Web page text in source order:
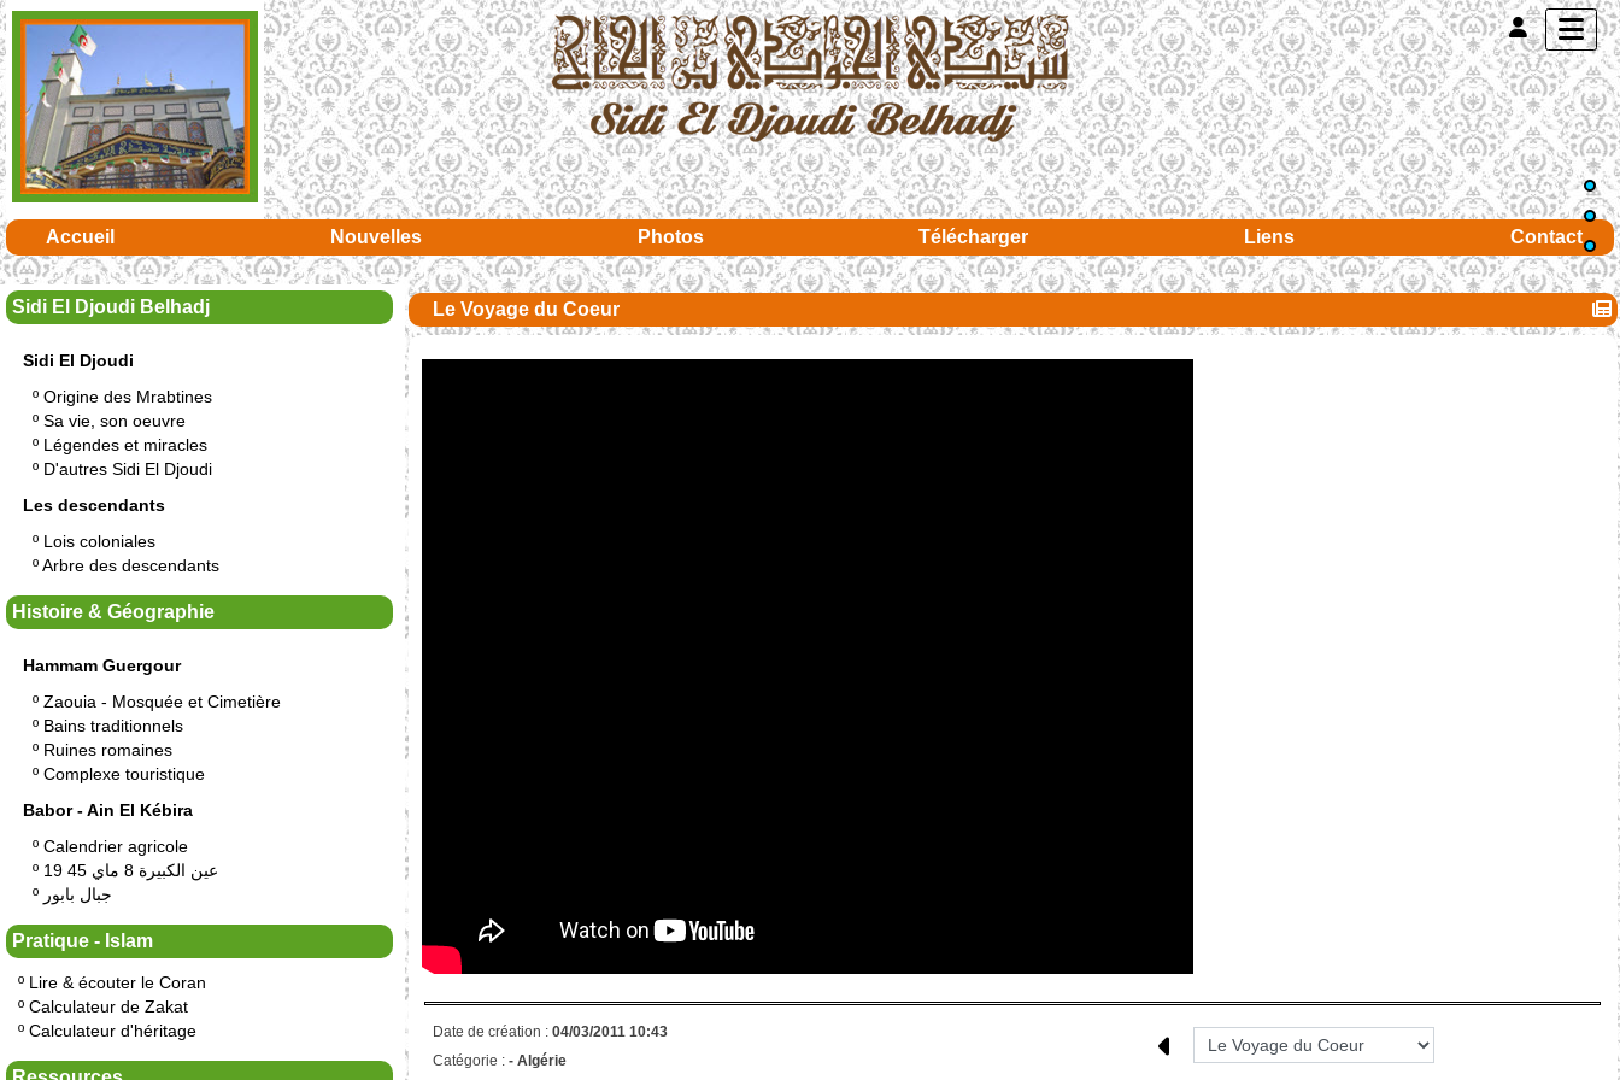
Accueil Nouvelles Photos Télécharger Liens Contact
Sidi El Djoudi Belhadj
Sidi El Djoudi
º Origine des Mrabtines
º Sa vie, son oeuvre
º Légendes et miracles
º D'autres Sidi El Djoudi
Les descendants
º Lois coloniales
ºArbre des descendants
Histoire & Géographie
Hammam Guergour
º Zaouia - Mosquée et Cimetière
º Bains traditionnels
º Ruines romaines
º Complexe touristique
Babor - Ain El Kébira
º Calendrier agricole
º
19 عين الكبيرة 8 ماي 45
º جبال بابور
Pratique - Islam
º Lire & écouter le Coran
º Calculateur de Zakat
º Calculateur d'héritage
Le Voyage du Coeur
Date de création : 04/03/2011 10:43
Catégorie : - Algérie